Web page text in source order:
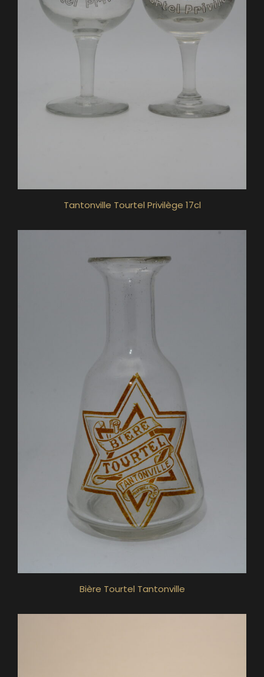
Tantonville Tourtel Privilège 17cl
Bière Tourtel Tantonville